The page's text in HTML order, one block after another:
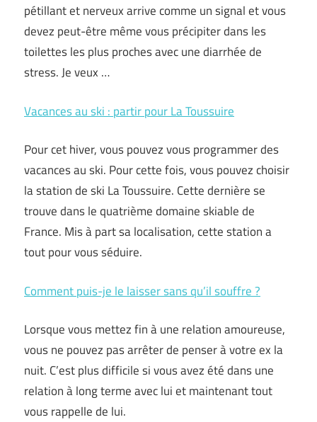
pétillant et nerveux arrive comme un signal et vous
devez peut-être même vous précipiter dans les
toilettes les plus proches avec une diarrhée de
stress. Je veux …
Vacances au ski : partir pour La Toussuire
Pour cet hiver, vous pouvez vous programmer des
vacances au ski. Pour cette fois, vous pouvez choisir
la station de ski La Toussuire. Cette dernière se
trouve dans le quatrième domaine skiable de
France. Mis à part sa localisation, cette station a
tout pour vous séduire.
Comment puis-je le laisser sans qu’il souffre ?
Lorsque vous mettez fin à une relation amoureuse,
vous ne pouvez pas arrêter de penser à votre ex la
nuit. C’est plus difficile si vous avez été dans une
relation à long terme avec lui et maintenant tout
vous rappelle de lui.